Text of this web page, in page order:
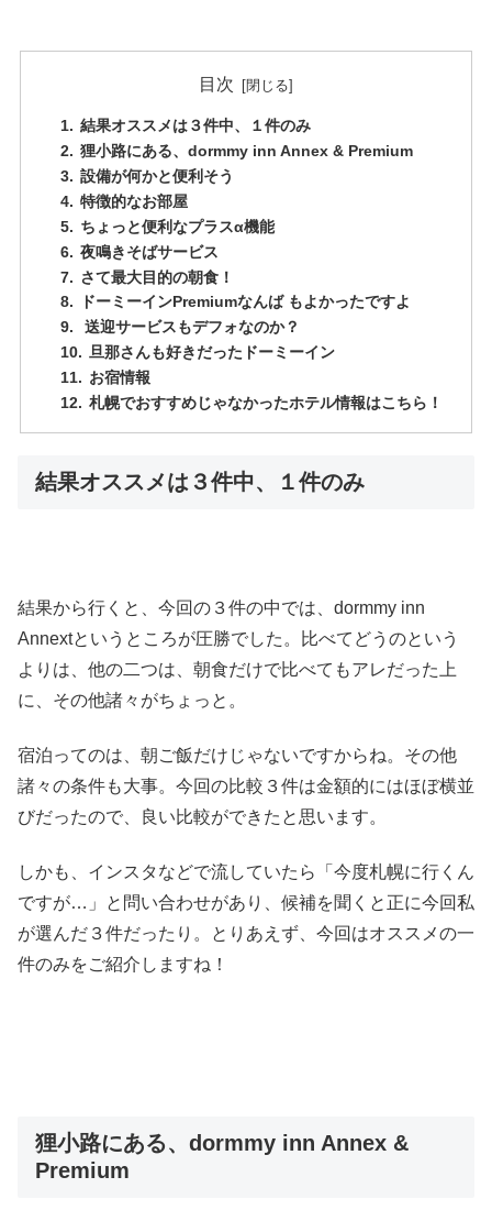
目次
結果オススメは３件中、１件のみ
狸小路にある、dormmy inn Annex & Premium
設備が何かと便利そう
特徴的なお部屋
ちょっと便利なプラスα機能
夜鳴きそばサービス
さて最大目的の朝食！
ドーミーインPremiumなんば もよかったですよ
送迎サービスもデフォなのか？
旦那さんも好きだったドーミーイン
お宿情報
札幌でおすすめじゃなかったホテル情報はこちら！
結果オススメは３件中、１件のみ
結果から行くと、今回の３件の中では、dormmy inn
Annextというところが圧勝でした。比べてどうのという
よりは、他の二つは、朝食だけで比べてもアレだった上
に、その他諸々がちょっと。
宿泊ってのは、朝ご飯だけじゃないですからね。その他
諸々の条件も大事。今回の比較３件は金額的にはほぼ横並
びだったので、良い比較ができたと思います。
しかも、インスタなどで流していたら「今度札幌に行くん
ですが…」と問い合わせがあり、候補を聞くと正に今回私
が選んだ３件だったり。とりあえず、今回はオススメの一
件のみをご紹介しますね！
狸小路にある、dormmy inn Annex &
Premium